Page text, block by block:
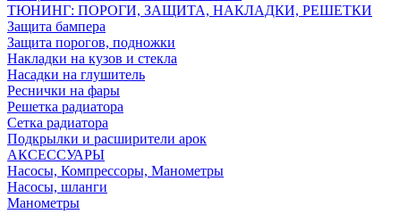
ТЮНИНГ: ПОРОГИ, ЗАЩИТА, НАКЛАДКИ, РЕШЕТКИ
Защита бампера
Защита порогов, подножки
Накладки на кузов и стекла
Насадки на глушитель
Реснички на фары
Решетка радиатора
Сетка радиатора
Подкрылки и расширители арок
АКСЕССУАРЫ
Насосы, Компрессоры, Манометры
Насосы, шланги
Манометры